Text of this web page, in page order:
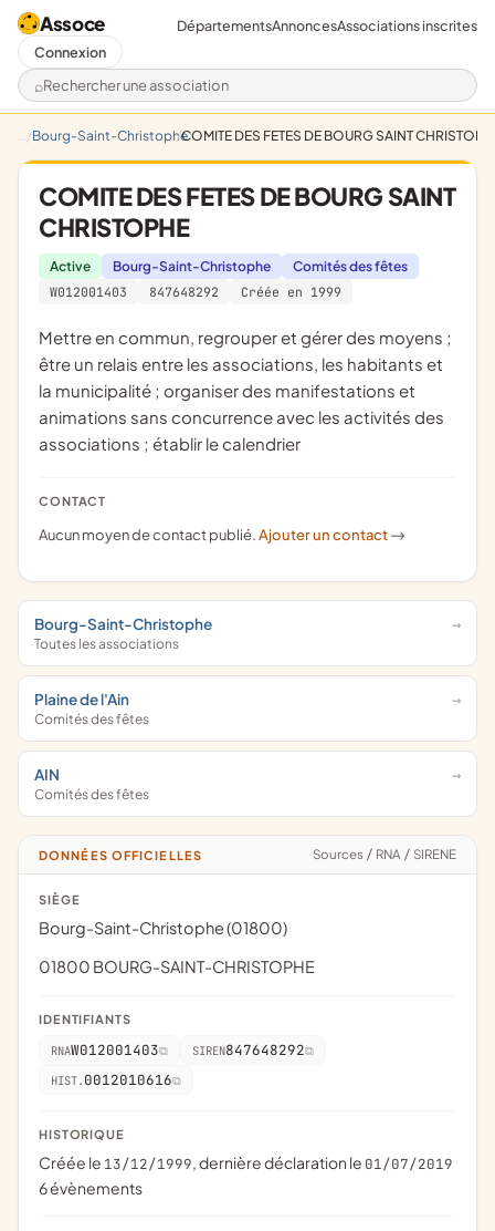
Assoce
Rechercher une association
DépartementsAnnoncesAssociations inscrites
Connexion
Bourg-Saint-ChristopheCOMITE DES FETES DE BOURG SAINT
COMITE DES FETES DE BOURG SAINT
CHRISTOPHE
Active Bourg-Saint-Christophe
Comités des fêtes
W012001403
847648292 Créée en 1999
mettre en commun, regrouper et gérer des moyens ;
être un relais entre les associations, les habitants et
la municipalité ; organiser des manifestations et
animations sans concurrence avec les activités des
associations ; établir le calendrier
CONTACT
Aucun moyen de contact publié.Ajouter un contact ->
Bourg-Saint-Christophe
Toutes les associations
Plaine de l'Ain
Comités des fêtes
AIN
Comités des fêtes
DONNÉES OFFICIELLES Sources / RNA / SIRENE
SIÈGE
Bourg-Saint-Christophe (01800)
01800 BOURG-SAINT-CHRISTOPHE
IDENTIFIANTS
RNAW012001403 SIREN847648292
HIST. 0012010616
HISTORIQUE
Créée le 13/12/1999, dernière déclaration le 01/07/2019
6 évènements